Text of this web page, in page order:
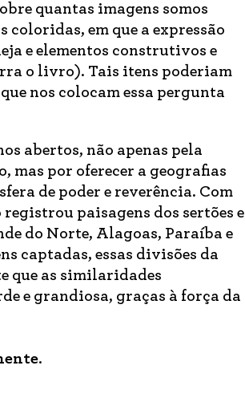
quantas imagens somos
coloridas, em que a expressão
e elementos construtivos e
o livro). Tais itens poderiam
nos colocam essa pergunta
abertos, não apenas pela
mas por oferecer a geografias
de poder e reverência. Com
paisagens dos sertões e
do Norte, Alagoas, Paraíba e
captadas, essas divisões da
que as similaridades
e grandiosa, graças à força da
.